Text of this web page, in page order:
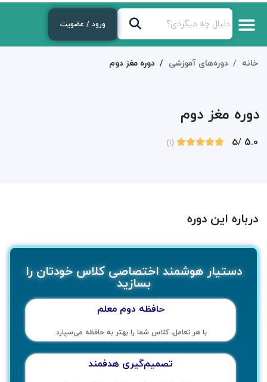
ورود / عضویت
خانه دوره‌های آموزشی دوره مغز دوم
دوره مغز دوم
5.0
/5
(1)
درباره این دوره
دستیار هوشمند اختصاصی کلاس خودتان را
بسازید
حافظه دوم معلم
با هر تعامل، کلاس شما را بهتر به حافظه می‌سپارد.
تصمیم‌گیری هدفمند